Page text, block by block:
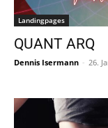
Landingpages
QUANT ARQ
Dennis Isermann - 26.